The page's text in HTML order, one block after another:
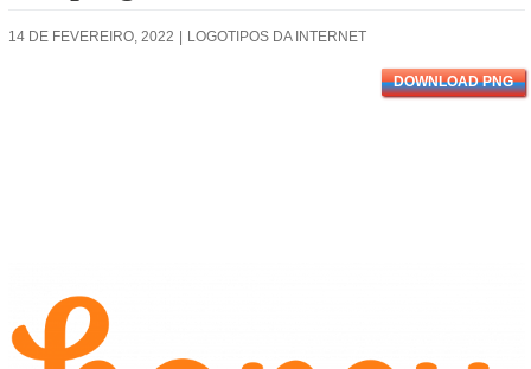
14 DE FEVEREIRO, 2022 LOGOTIPOS DA INTERNET
DOWNLOAD PNG